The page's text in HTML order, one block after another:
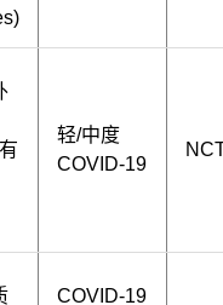
轻/中度
COVID-19
COVID-19